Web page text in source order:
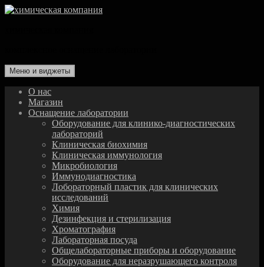
Перейти
Меню и виджеты
О нас
Магазин
Оснащение лаборатории
Оборудование для клинико-диагностических
лабораторий
Клиническая биохимия
Клиническая иммунология
Микробиология
Иммунодиагностика
Лобораторный пластик для клинических
исследований
Химия
Дезинфекция и стерилизация
Хроматография
Лабораторная посуда
Общелабораторные приборы и оборудование
Оборудование для неразрушающего контроля